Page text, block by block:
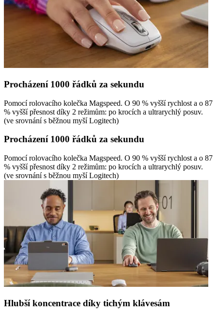
Procházení 1000 řádků za sekundu
Pomocí rolovacího kolečka Magspeed. O 90 % vyšší rychlost a o 87
% vyšší přesnost díky 2 režimům: po krocích a ultrarychlý posuv.
(ve srovnání s běžnou myší Logitech)
Procházení 1000 řádků za sekundu
Pomocí rolovacího kolečka Magspeed. O 90 % vyšší rychlost a o 87
% vyšší přesnost díky 2 režimům: po krocích a ultrarychlý posuv.
(ve srovnání s běžnou myší Logitech)
Hlubší koncentrace díky tichým klávesám